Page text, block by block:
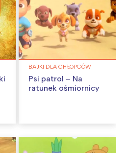
BAJKI DLA CHŁOPCÓW
Psi patrol – Na
ratunek ośmiornicy